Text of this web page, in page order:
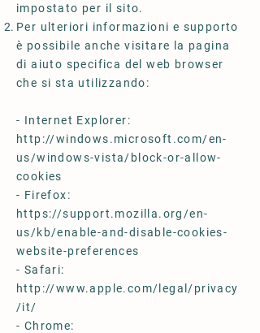
impostato per il sito.
Per ulteriori informazioni e supporto
è possibile anche visitare la pagina
di aiuto specifica del web browser
che si sta utilizzando:
- Internet Explorer:
http://windows.microsoft.com/en-
us/windows-vista/block-or-allow-
cookies
- Firefox:
https://support.mozilla.org/en-
us/kb/enable-and-disable-cookies-
website-preferences
- Safari:
http://www.apple.com/legal/privacy
/it/
- Chrome: